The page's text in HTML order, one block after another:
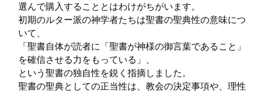
選んで購入することとはわけがちがいます。
初期のルター派の神学者たちは聖書の聖典性の意味につ
いて、
「聖書自体が読者に「聖書が神様の御言葉であること」
を確信させる力をもっている」、
という聖書の独自性を鋭く指摘しました。
聖書の聖典としての正当性は、教会の決定事項や、理性